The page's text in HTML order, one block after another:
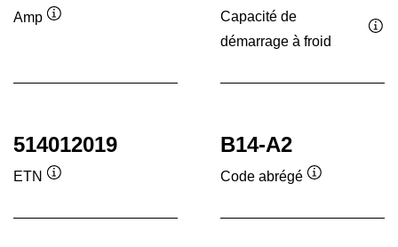
Amp
Capacité de
démarrage à froid
514012019
ETN
B14-A2
Code abrégé